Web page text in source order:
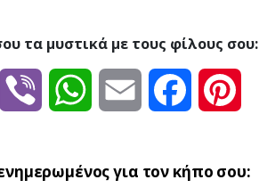
τα μυστικά με τους φίλους σου:
Messenger
Viber WhatsAppEmail Facebook
για τον κήπο σου: